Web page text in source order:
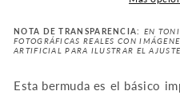
NOTA DE TRANSPARENCIA: EN
FOTOGRÁFICAS REALES CON
ARTIFICIAL PARA ILUSTRAR EL
Esta bermuda es el básico